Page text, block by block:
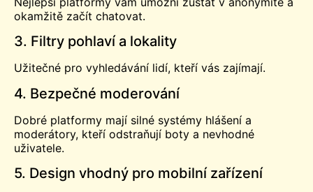
okamžitě začít chatovat.
3. Filtry pohlaví a lokality
Užitečné pro vyhledávání lidí, kteří vás zajímají.
4. Bezpečné moderování
Dobré platformy mají silné systémy hlášení a
moderátory, kteří odstraňují boty a nevhodné
uživatele.
5. Design vhodný pro mobilní zařízení